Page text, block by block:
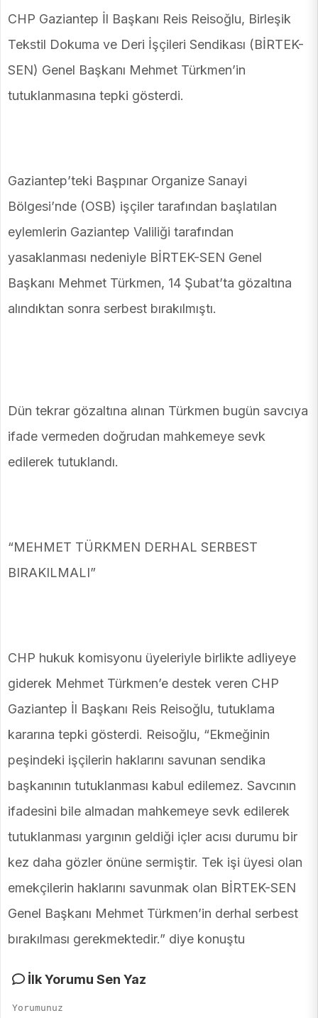
CHP Gaziantep İl Başkanı Reis Reisoğlu, Birleşik
Tekstil Dokuma ve Deri İşçileri Sendikası (BİRTEK-
SEN) Genel Başkanı Mehmet Türkmen’in
tutuklanmasına tepki gösterdi.
Gaziantep’teki Başpınar Organize Sanayi
Bölgesi’nde (OSB) işçiler tarafından başlatılan
eylemlerin Gaziantep Valiliği tarafından
yasaklanması nedeniyle BİRTEK-SEN Genel
Başkanı Mehmet Türkmen, 14 Şubat’ta gözaltına
alındıktan sonra serbest bırakılmıştı.
Dün tekrar gözaltına alınan Türkmen bugün savcıya
ifade vermeden doğrudan mahkemeye sevk
edilerek tutuklandı.
“MEHMET TÜRKMEN DERHAL SERBEST
BIRAKILMALI”
CHP hukuk komisyonu üyeleriyle birlikte adliyeye
giderek Mehmet Türkmen’e destek veren CHP
Gaziantep İl Başkanı Reis Reisoğlu, tutuklama
kararına tepki gösterdi. Reisoğlu, “Ekmeğinin
peşindeki işçilerin haklarını savunan sendika
başkanının tutuklanması kabul edilemez. Savcının
ifadesini bile almadan mahkemeye sevk edilerek
tutuklanması yargının geldiği içler acısı durumu bir
kez daha gözler önüne sermiştir. Tek işi üyesi olan
emekçilerin haklarını savunmak olan BİRTEK-SEN
Genel Başkanı Mehmet Türkmen’in derhal serbest
bırakılması gerekmektedir.” diye konuştu
İlk Yorumu Sen Yaz